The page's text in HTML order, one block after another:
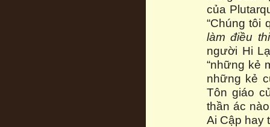
của
“Chúng tôi
làm điều
người Hi
“những kẻ
những kẻ
Tôn giáo
thần ác
Ai Cập hay